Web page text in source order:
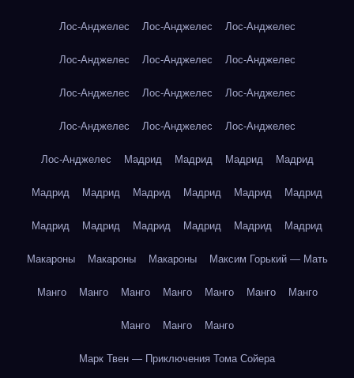
Лос-Анджелес Лос-Анджелес Лос-Анджелес
Лос-Анджелес Лос-Анджелес Лос-Анджелес
Лос-Анджелес Лос-Анджелес Лос-Анджелес
Лос-Анджелес Лос-Анджелес Лос-Анджелес
Лос-Анджелес Мадрид Мадрид Мадрид Мадрид
Мадрид Мадрид Мадрид Мадрид Мадрид Мадрид
Мадрид Мадрид Мадрид Мадрид Мадрид Мадрид
Макароны Макароны Макароны Максим Горький — Мать
Манго Манго Манго Манго Манго Манго Манго
Манго Манго Манго
Марк Твен — Приключения Тома Сойера